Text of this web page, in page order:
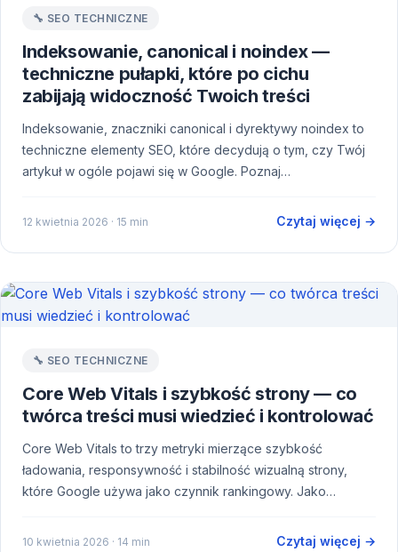
🔧 SEO TECHNICZNE
Indeksowanie, canonical i noindex —
techniczne pułapki, które po cichu
zabijają widoczność Twoich treści
Indeksowanie, znaczniki canonical i dyrektywy noindex to
techniczne elementy SEO, które decydują o tym, czy Twój
artykuł w ogóle pojawi się w Google. Poznaj…
12 kwietnia 2026 · 15 min Czytaj więcej →
🔧 SEO TECHNICZNE
Core Web Vitals i szybkość strony — co
twórca treści musi wiedzieć i kontrolować
Core Web Vitals to trzy metryki mierzące szybkość
ładowania, responsywność i stabilność wizualną strony,
które Google używa jako czynnik rankingowy. Jako…
10 kwietnia 2026 · 14 min Czytaj więcej →